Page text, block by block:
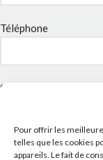
Pour offrir les
telles que les cookies
appareils. Le fait de
Téléphone
Sujet
Message